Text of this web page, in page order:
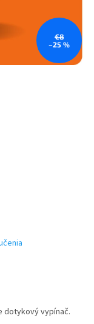
€8
–25 %
dotykový vypínač.